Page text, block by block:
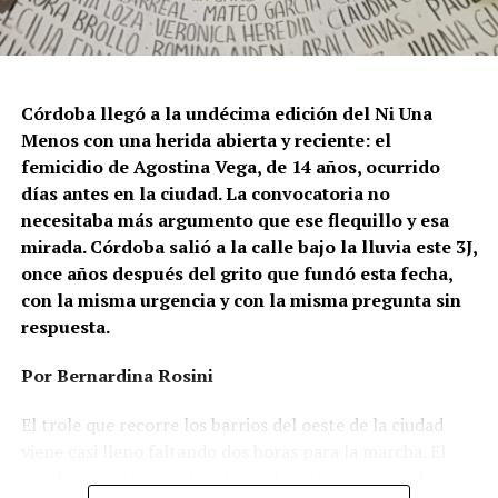
Ganar la vida: La historia de (no)
Córdoba llegó a la undécima edición del Ni Una
Menos con una herida abierta y reciente: el
femicidio de Agostina Vega, de 14 años, ocurrido
días antes en la ciudad. La convocatoria no
necesitaba más argumento que ese flequillo y esa
mirada. Córdoba salió a la calle bajo la lluvia este 3J,
once años después del grito que fundó esta fecha,
con la misma urgencia y con la misma pregunta sin
respuesta.
Por Bernardina Rosini
El trole que recorre los barrios del oeste de la ciudad